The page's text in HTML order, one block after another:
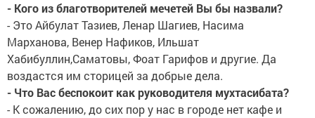
- Кого из благотворителей мечетей Вы бы назвали?
- Это Айбулат Тазиев, Ленар Шагиев, Насима
Марханова, Венер Нафиков, Ильшат
Хабибуллин,Саматовы, Фоат Гарифов и другие. Да
воздастся им сторицей за добрые дела.
- Что Вас беспокоит как руководителя мухтасибата?
- К сожалению, до сих пор у нас в городе нет кафе и